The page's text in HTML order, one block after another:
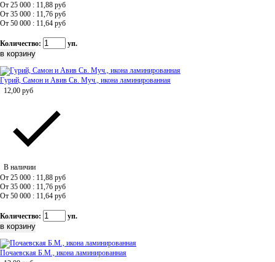
От 25 000 : 11,88 руб
От 35 000 : 11,76 руб
От 50 000 : 11,64 руб
Количество: уп.
Гурий, Самон и Авив Св. Муч., икона ламинированная
12,00 руб
В наличии
От 25 000 : 11,88 руб
От 35 000 : 11,76 руб
От 50 000 : 11,64 руб
Количество: уп.
Почаевская Б.М., икона ламинированная